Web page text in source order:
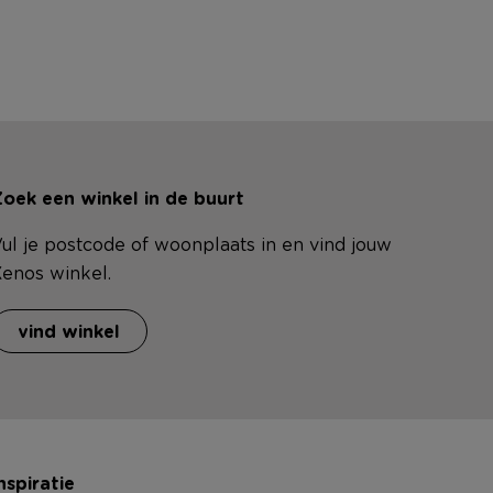
een winkel in de buurt
je postcode of woonplaats in en vind jouw
winkel.
vind winkel